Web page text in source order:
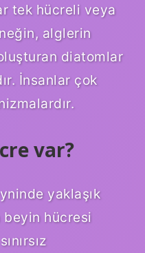
tek hücreli veya
alglerin
diatomlar
İnsanlar çok
var?
yaklaşık
beyin hücresi